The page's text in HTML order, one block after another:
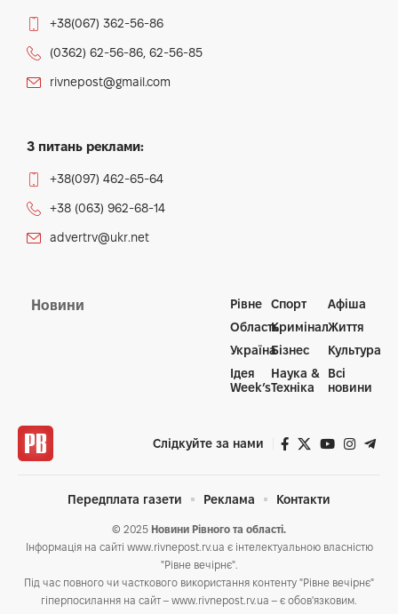
+38(067) 362-56-86
(0362) 62-56-86, 62-56-85
rivnepost@gmail.com
З питань реклами:
+38(097) 462-65-64
+38 (063) 962-68-14
advertrv@ukr.net
Новини
Рівне
Область
Україна
Ідея
Week’s
Спорт
Кримінал
Бізнес
Наука &
Техніка
Афіша
Життя
Культура
Всі
новини
Слідкуйте за нами
© 2025 Новини Рівного та області.
Інформація на сайті www.rivnepost.rv.ua є інтелектуальною власністю
"Рівне вечірнє".
Під час повного чи часткового використання контенту "Рівне вечірнє"
гіперпосилання на сайт – www.rivnepost.rv.ua – є обов'язковим.
Передплата газети Реклама Контакти